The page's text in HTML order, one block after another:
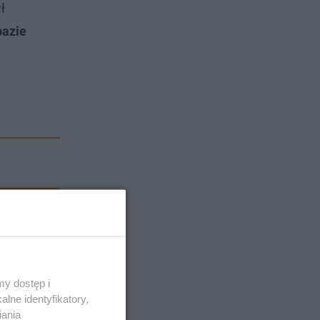
dostęp i
identyfikatory,